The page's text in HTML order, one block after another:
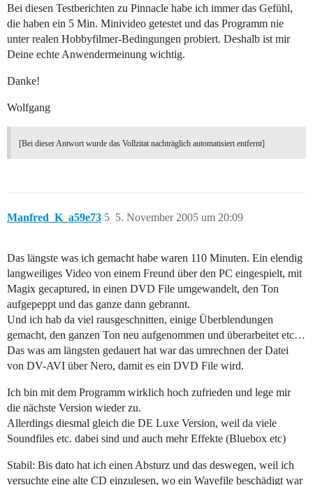
Bei diesen Testberichten zu Pinnacle habe ich immer das Gefühl,
die haben ein 5 Min. Minivideo getestet und das Programm nie
unter realen Hobbyfilmer-Bedingungen probiert. Deshalb ist mir
Deine echte Anwendermeinung wichtig.
Danke!
Wolfgang
[Bei dieser Antwort wurde das Vollzitat nachträglich automatisiert entfernt]
Manfred_K_a59e73 5. November 2005 um 20:09
5
Das längste was ich gemacht habe waren 110 Minuten. Ein elendig
langweiliges Video von einem Freund über den PC eingespielt, mit
Magix gecaptured, in einen DVD File umgewandelt, den Ton
aufgepeppt und das ganze dann gebrannt.
Und ich hab da viel rausgeschnitten, einige Überblendungen
gemacht, den ganzen Ton neu aufgenommen und überarbeitet etc…
Das was am längsten gedauert hat war das umrechnen der Datei
von DV-AVI über Nero, damit es ein DVD File wird.
Ich bin mit dem Programm wirklich hoch zufrieden und lege mir
die nächste Version wieder zu.
Allerdings diesmal gleich die DE Luxe Version, weil da viele
Soundfiles etc. dabei sind und auch mehr Effekte (Bluebox etc)
Stabil: Bis dato hat ich einen Absturz und das deswegen, weil ich
versuchte eine alte CD einzulesen, wo ein Wavefile beschädigt war